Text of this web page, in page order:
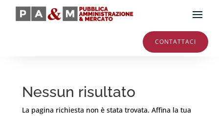
CONTATTACI
Nessun risultato
La pagina richiesta non è stata trovata. Affina la tua